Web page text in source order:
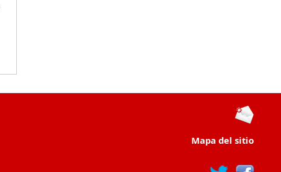
Mapa del sitio